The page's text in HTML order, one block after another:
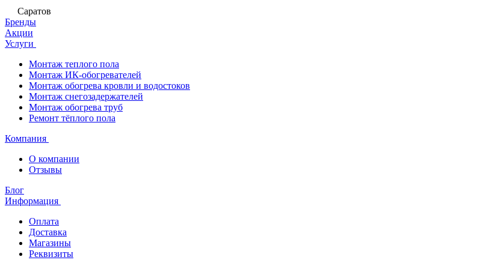
Саратов
Бренды
Акции
Услуги
Монтаж теплого пола
Монтаж ИК-обогревателей
Монтаж обогрева кровли и водостоков
Монтаж снегозадержателей
Монтаж обогрева труб
Ремонт тёплого пола
Компания
О компании
Отзывы
Блог
Информация
Оплата
Доставка
Магазины
Реквизиты